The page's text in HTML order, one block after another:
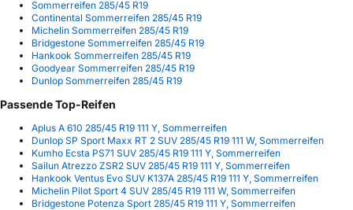
Sommerreifen 285/45 R19
Continental Sommerreifen 285/45 R19
Michelin Sommerreifen 285/45 R19
Bridgestone Sommerreifen 285/45 R19
Hankook Sommerreifen 285/45 R19
Goodyear Sommerreifen 285/45 R19
Dunlop Sommerreifen 285/45 R19
Passende Top-Reifen
Aplus A 610 285/45 R19 111 Y, Sommerreifen
Dunlop SP Sport Maxx RT 2 SUV 285/45 R19 111 W, Sommerreifen
Kumho Ecsta PS71 SUV 285/45 R19 111 Y, Sommerreifen
Sailun Atrezzo ZSR2 SUV 285/45 R19 111 Y, Sommerreifen
Hankook Ventus Evo SUV K137A 285/45 R19 111 Y, Sommerreifen
Michelin Pilot Sport 4 SUV 285/45 R19 111 W, Sommerreifen
Bridgestone Potenza Sport 285/45 R19 111 Y, Sommerreifen